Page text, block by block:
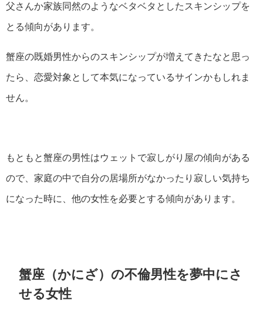
父さんか家族同然のようなベタベタとしたスキンシップを
とる傾向があります。
蟹座の既婚男性からのスキンシップが増えてきたなと思っ
たら、恋愛対象として本気になっているサインかもしれま
せん。
もともと蟹座の男性はウェットで寂しがり屋の傾向がある
ので、家庭の中で自分の居場所がなかったり寂しい気持ち
になった時に、他の女性を必要とする傾向があります。
蟹座（かにざ）の不倫男性を夢中にさ
せる女性